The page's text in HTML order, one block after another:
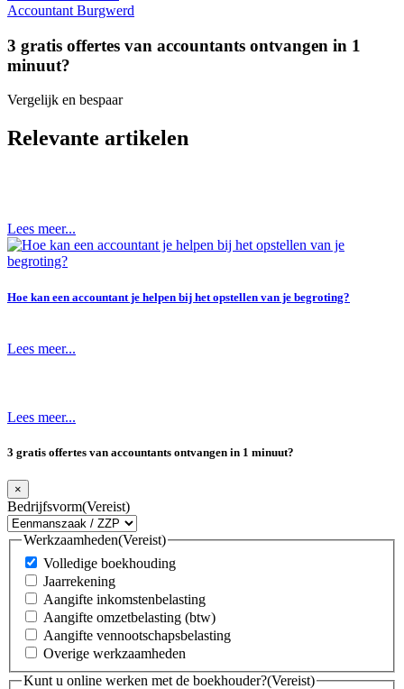
Accountant Burgwerd
3 gratis offertes van accountants ontvangen in 1
minuut?
Vergelijk en bespaar
Relevante artikelen
Lees meer...
Hoe kan een accountant je helpen bij het opstellen van je begroting?
Lees meer...
Lees meer...
3 gratis offertes van accountants ontvangen in 1 minuut?
×
Bedrijfsvorm(Vereist)
Werkzaamheden(Vereist)
Volledige boekhouding
Jaarrekening
Aangifte inkomstenbelasting
Aangifte omzetbelasting (btw)
Aangifte vennootschapsbelasting
Overige werkzaamheden
Kunt u online werken met de boekhouder?(Vereist)